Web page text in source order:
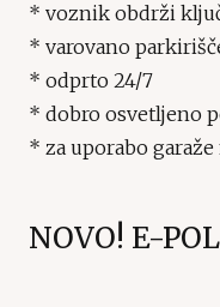
* voznik obdrži
* varovano
* odprto 24/7
* dobro osvetljeno
* za uporabo
NOVO! E-